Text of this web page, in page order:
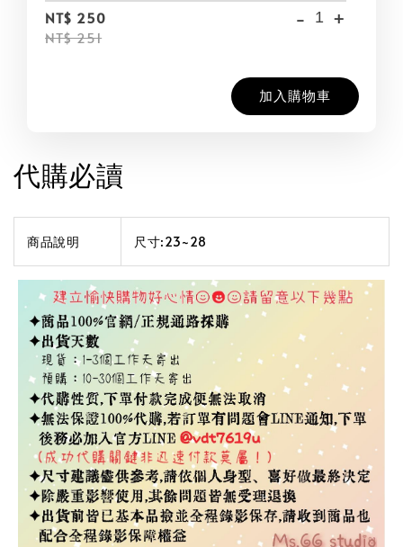
NT$ 250
NT$ 251
- +
加入購物車
代購必讀
商品說明 尺寸:23~28